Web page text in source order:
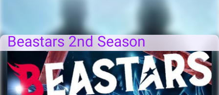
Beastars 2nd Season